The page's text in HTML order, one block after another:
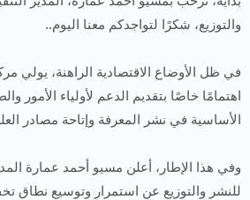
والتوزيع، شكرًا لتواجدكم معنا اليوم..
في ظل الأوضاع الاقتصادية الراهنة، يولي
اهتمامًا خاصًا بتقديم الدعم لأولياء الأمور
الأساسية في نشر المعرفة وإتاحة مصادر
وفي هذا الإطار، أعلن مسيو أحمد عمارة
للنشر والتوزيع عن استمرار وتوسيع نطاق